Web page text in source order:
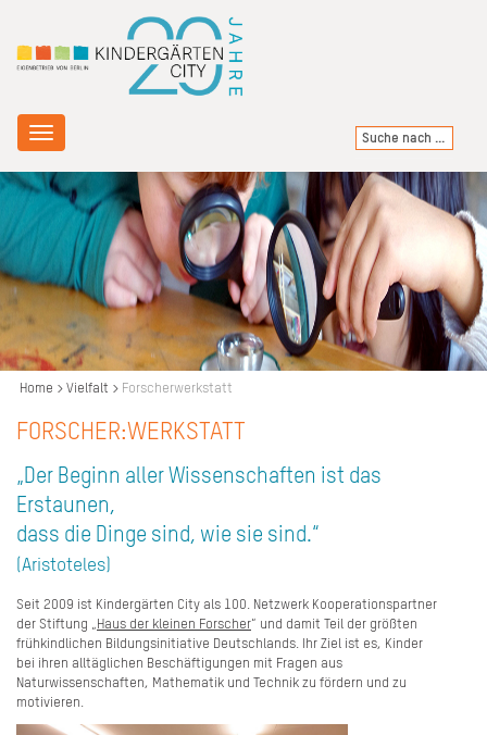
Toggle
navigation
Home Vielfalt Forscherwerkstatt
FORSCHER:WERKSTATT
„Der Beginn aller Wissenschaften ist das
Erstaunen,
dass die Dinge sind, wie sie sind.“
(Aristoteles)
Seit 2009 ist Kindergärten City als 100. Netzwerk Kooperationspartner
der Stiftung „Haus der kleinen Forscher“ und damit Teil der größten
frühkindlichen Bildungsinitiative Deutschlands. Ihr Ziel ist es, Kinder
bei ihren alltäglichen Beschäftigungen mit Fragen aus
Naturwissenschaften, Mathematik und Technik zu fördern und zu
motivieren.